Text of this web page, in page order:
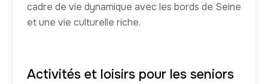
cadre de vie dynamique avec les bords de Seine
et une vie culturelle riche.
Activités et loisirs pour les seniors